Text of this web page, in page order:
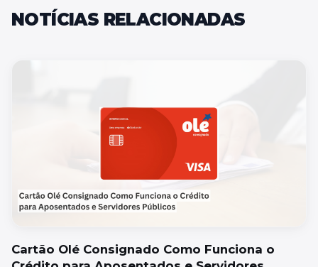
NOTÍCIAS RELACIONADAS
Cartão Olé Consignado Como Funciona o